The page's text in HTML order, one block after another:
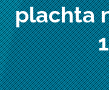
plachta